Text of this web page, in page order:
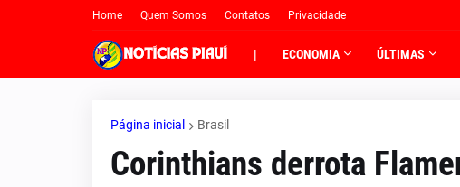
Home Quem Somos Contatos Privacidade
| ECONOMIA ÚLTIMAS
Página inicial Brasil
Corinthians derrota